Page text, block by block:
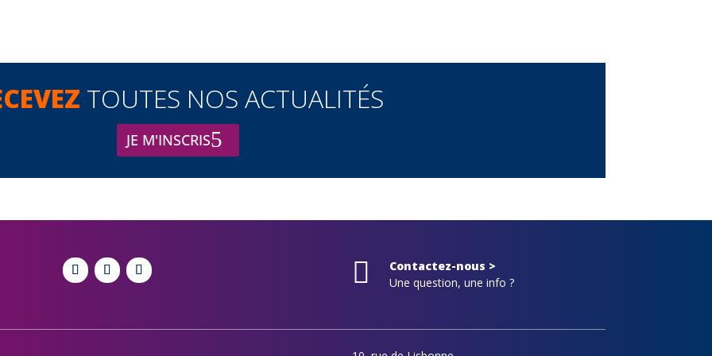
TOUTES NOS ACTUALITÉS
JE M'INSCRIS

Contactez-nous >
Une question, une info ?